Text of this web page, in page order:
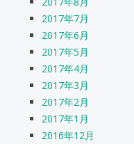
2017年7月
2017年6月
2017年5月
2017年4月
2017年3月
2017年2月
2017年1月
2016年12月